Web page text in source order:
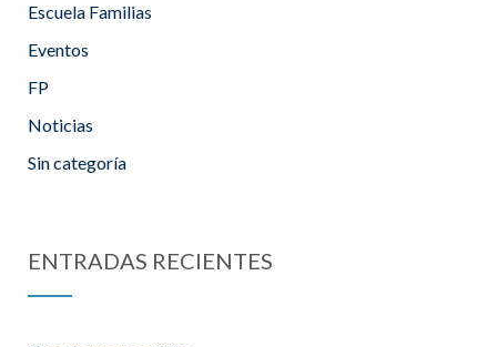
Escuela Familias
Eventos
FP
Noticias
Sin categoría
ENTRADAS RECIENTES